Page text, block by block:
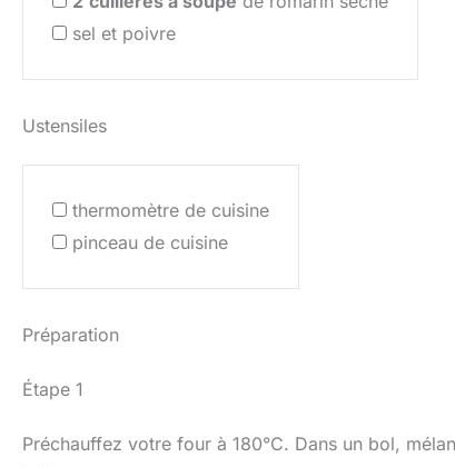
sel et poivre
Ustensiles
thermomètre de cuisine
pinceau de cuisine
Préparation
Étape 1
Préchauffez votre four à 180°C. Dans un bol,